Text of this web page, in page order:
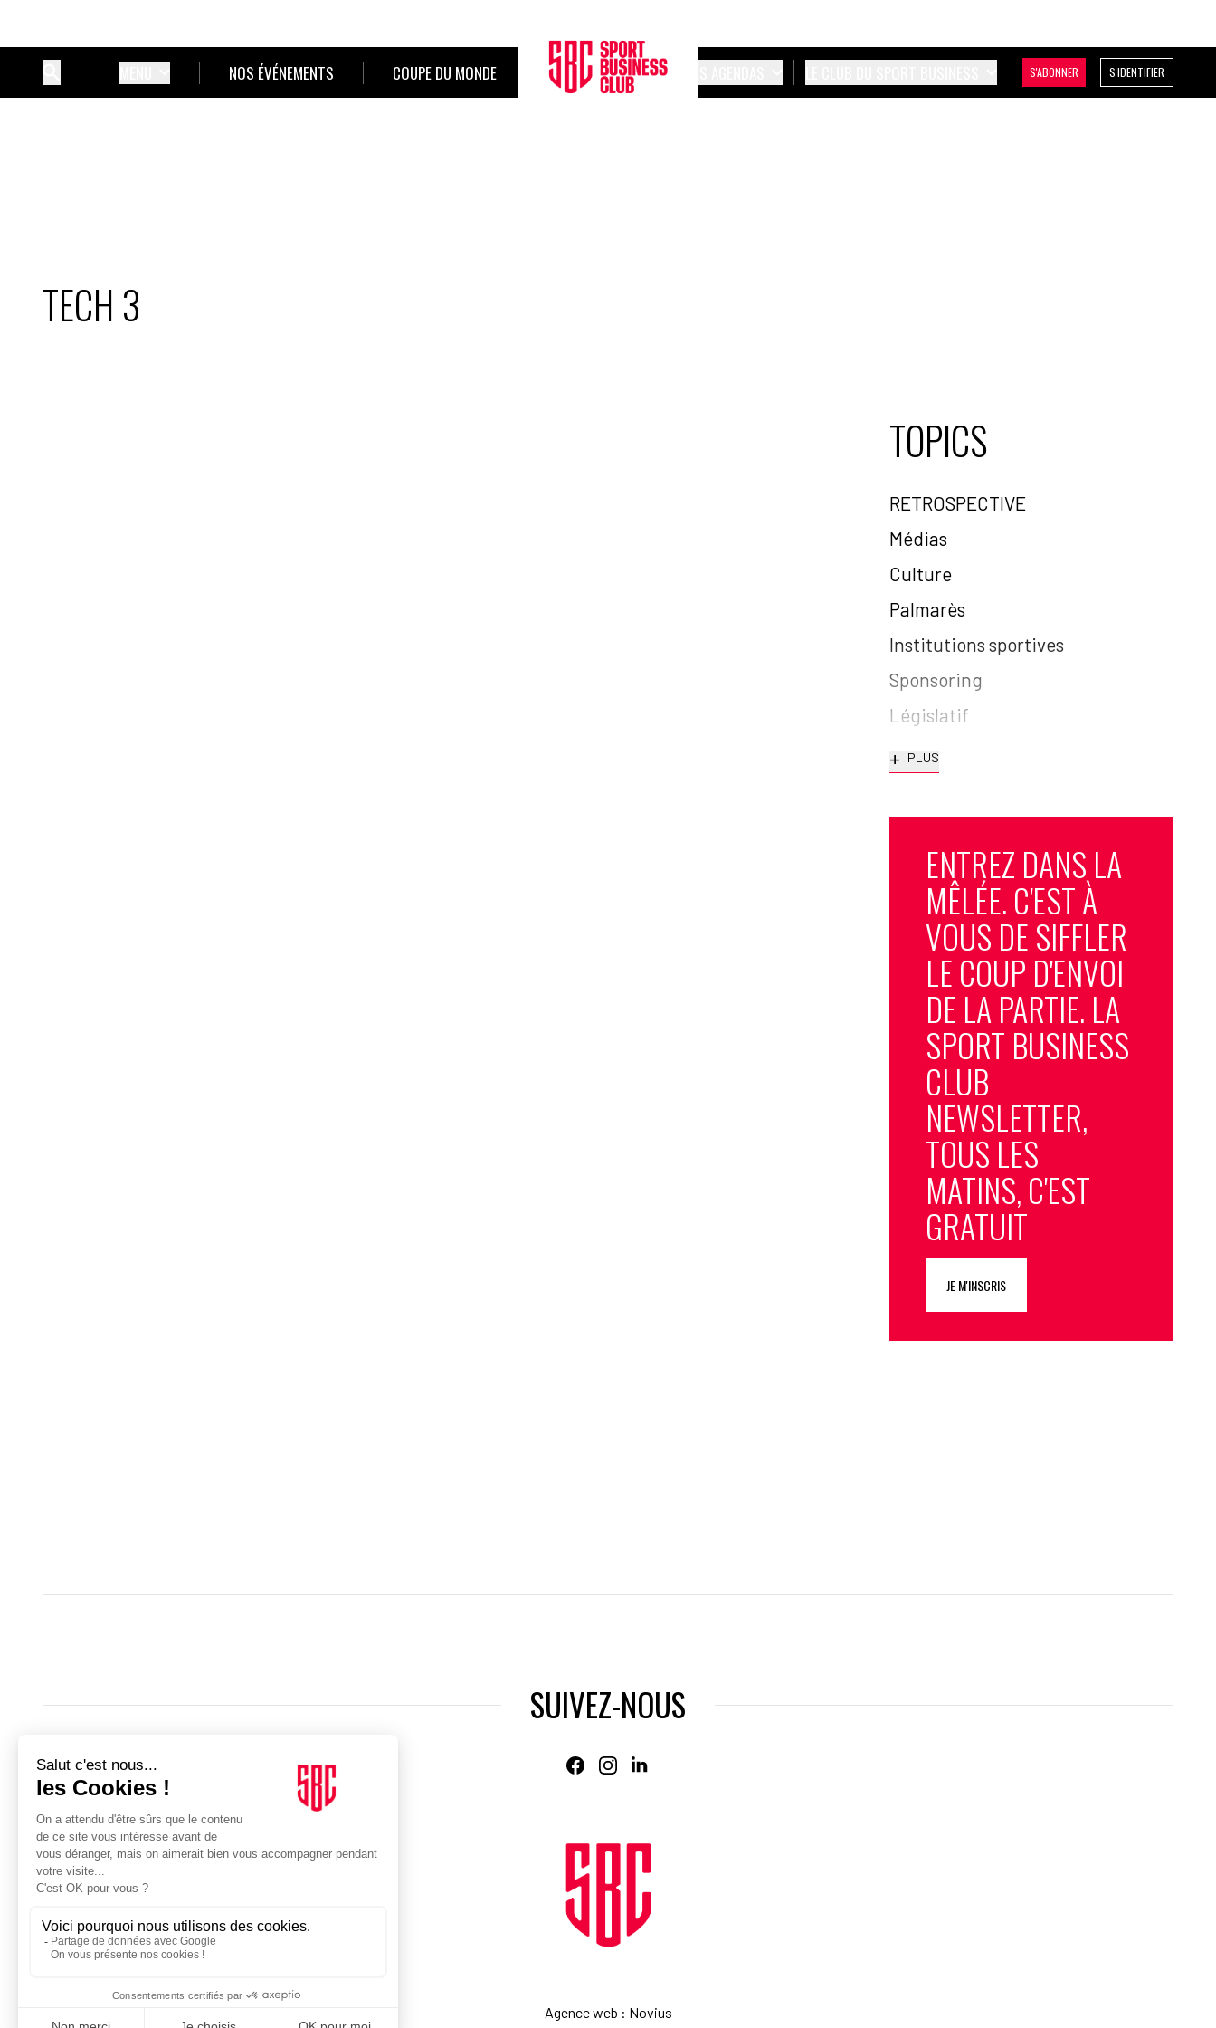
NOS ÉVÉNEMENTS COUPE DU MONDE S'ABONNER S'IDENTIFIER
TECH 3
TOPICS
RETROSPECTIVE
Médias
Culture
Palmarès
Institutions sportives
Sponsoring
Législatif
+ PLUS
ENTREZ DANS LA
MÊLÉE. C'EST À
VOUS DE SIFFLER
LE COUP D'ENVOI
DE LA PARTIE. LA
SPORT BUSINESS
CLUB
NEWSLETTER,
TOUS LES
MATINS, C'EST
GRATUIT
JE M'INSCRIS
SUIVEZ-NOUS
Agence web : Novius